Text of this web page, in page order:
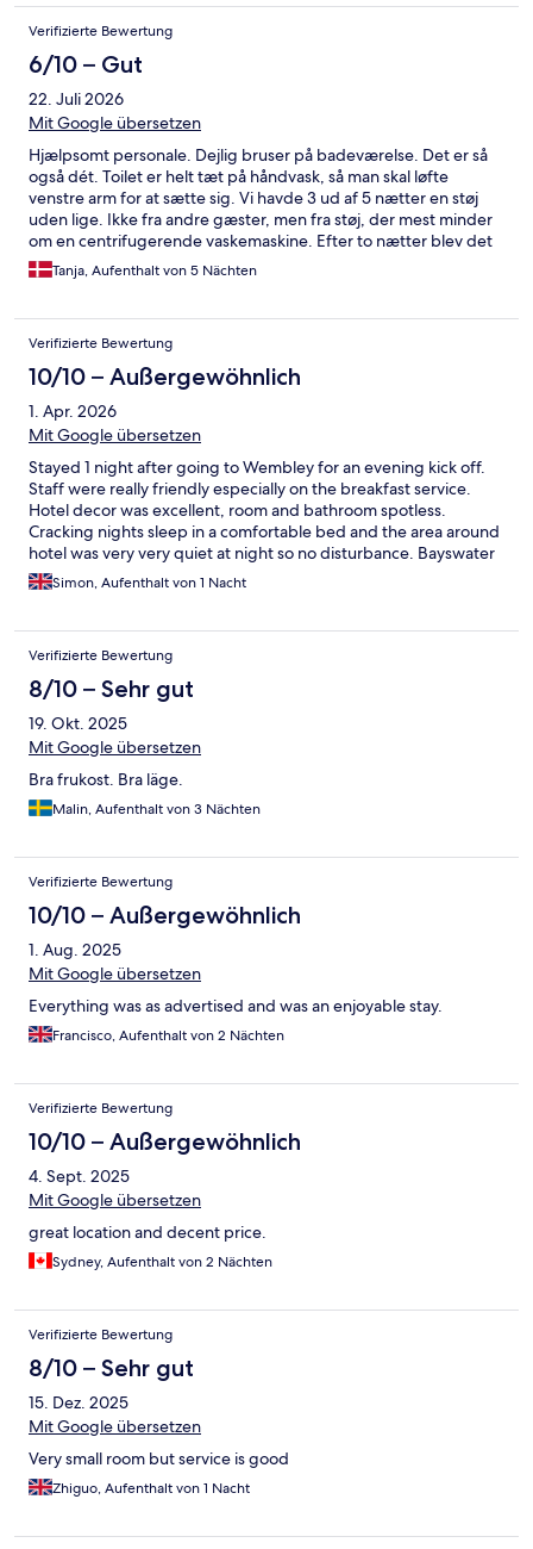
Verifizierte Bewertung
6/10 – Gut
22. Juli 2026
Mit Google übersetzen
Hjælpsomt personale. Dejlig bruser på badeværelse. Det er så
også dét. Toilet er helt tæt på håndvask, så man skal løfte
venstre arm for at sætte sig. Vi havde 3 ud af 5 nætter en støj
uden lige. Ikke fra andre gæster, men fra støj, der mest minder
om en centrifugerende vaskemaskine. Efter to nætter blev det
løst. Men sidste nat var støjen retur. Virkelig ødelæggende for
nattesøvnen. Så på trods af venligt personale og god
Tanja, Aufenthalt von 5 Nächten
Verifizierte Bewertung
10/10 – Außergewöhnlich
1. Apr. 2026
Mit Google übersetzen
Stayed 1 night after going to Wembley for an evening kick off.
Staff were really friendly especially on the breakfast service.
Hotel decor was excellent, room and bathroom spotless.
Cracking nights sleep in a comfortable bed and the area around
hotel was very very quiet at night so no disturbance. Bayswater
Underground Station literally just round corner with 3 decent
pubs in between. Wouldn’t hesitate to go back for another stay.
Simon, Aufenthalt von 1 Nacht
Verifizierte Bewertung
8/10 – Sehr gut
19. Okt. 2025
Mit Google übersetzen
Bra frukost. Bra läge.
Malin, Aufenthalt von 3 Nächten
Verifizierte Bewertung
10/10 – Außergewöhnlich
1. Aug. 2025
Mit Google übersetzen
Everything was as advertised and was an enjoyable stay.
Francisco, Aufenthalt von 2 Nächten
Verifizierte Bewertung
10/10 – Außergewöhnlich
4. Sept. 2025
Mit Google übersetzen
great location and decent price.
Sydney, Aufenthalt von 2 Nächten
Verifizierte Bewertung
8/10 – Sehr gut
15. Dez. 2025
Mit Google übersetzen
Very small room but service is good
Zhiguo, Aufenthalt von 1 Nacht